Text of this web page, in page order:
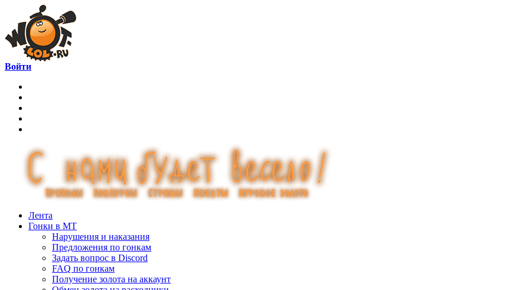
Войти
Лента
Гонки в МТ
Нарушения и наказания
Предложения по гонкам
Задать вопрос в Discord
FAQ по гонкам
Получение золота на аккаунт